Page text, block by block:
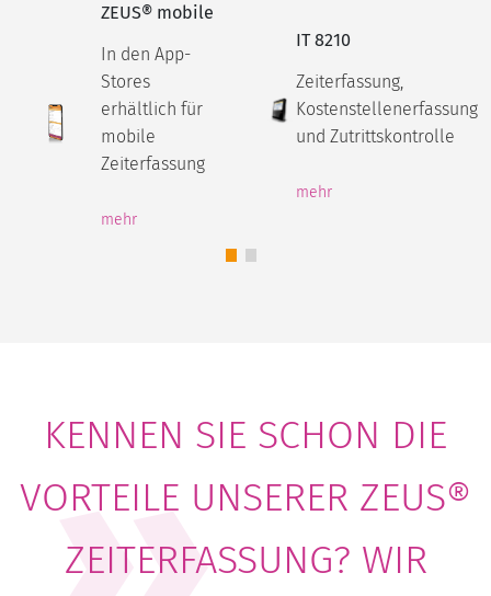
ZEUS® mobile
In den App-
Stores
erhältlich für
mobile
Zeiterfassung
mehr
IT 8210
Zeiterfassung,
Kostenstellenerfassung
und Zutrittskontrolle
mehr
KENNEN SIE SCHON DIE
VORTEILE UNSERER ZEUS®
ZEITERFASSUNG? WIR